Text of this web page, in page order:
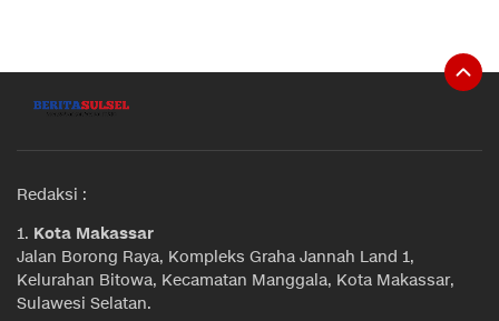
Redaksi :
1. Kota Makassar
Jalan Borong Raya, Kompleks Graha Jannah Land 1,
Kelurahan Bitowa, Kecamatan Manggala, Kota Makassar,
Sulawesi Selatan.